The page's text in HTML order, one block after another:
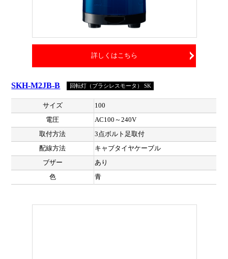
詳しくはこちら
SKH-M2JB-B 回転灯（ブラシレスモータ） SK
サイズ
100
電圧
AC100～240V
取付方法
3点ボルト足取付
配線方法
キャブタイヤケーブル
ブザー
あり
色
青